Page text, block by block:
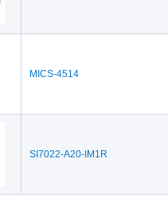
MICS-4514
SI7022-A20-IM1R